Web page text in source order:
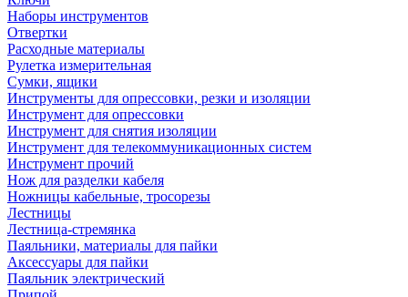
Наборы инструментов
Отвертки
Расходные материалы
Рулетка измерительная
Сумки, ящики
Инструменты для опрессовки, резки и изоляции
Инструмент для опрессовки
Инструмент для снятия изоляции
Инструмент для телекоммуникационных систем
Инструмент прочий
Нож для разделки кабеля
Ножницы кабельные, тросорезы
Лестницы
Лестница-стремянка
Паяльники, материалы для пайки
Аксессуары для пайки
Паяльник электрический